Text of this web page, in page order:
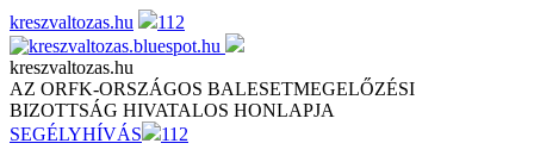
Skip
to
content
kreszvaltozas.hu 112
kreszvaltozas.hu
AZ ORFK-ORSZÁGOS BALESETMEGELŐZÉSI
BIZOTTSÁG HIVATALOS HONLAPJA
SEGÉLYHÍVÁS
112